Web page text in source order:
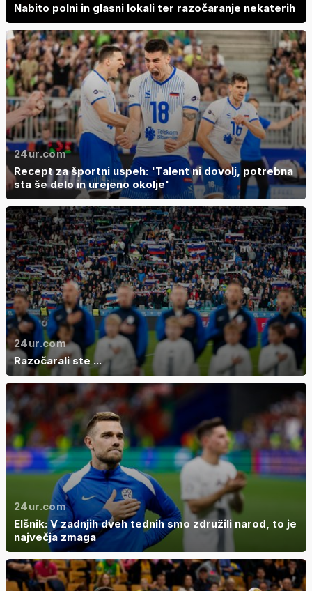
Nabito polni in glasni lokali ter razočaranje nekaterih
24ur.com
Recept za športni uspeh: 'Talent ni dovolj, potrebna
sta še delo in urejeno okolje'
24ur.com
Razočarali ste ...
24ur.com
Elšnik: V zadnjih dveh tednih smo združili narod, to je
največja zmaga